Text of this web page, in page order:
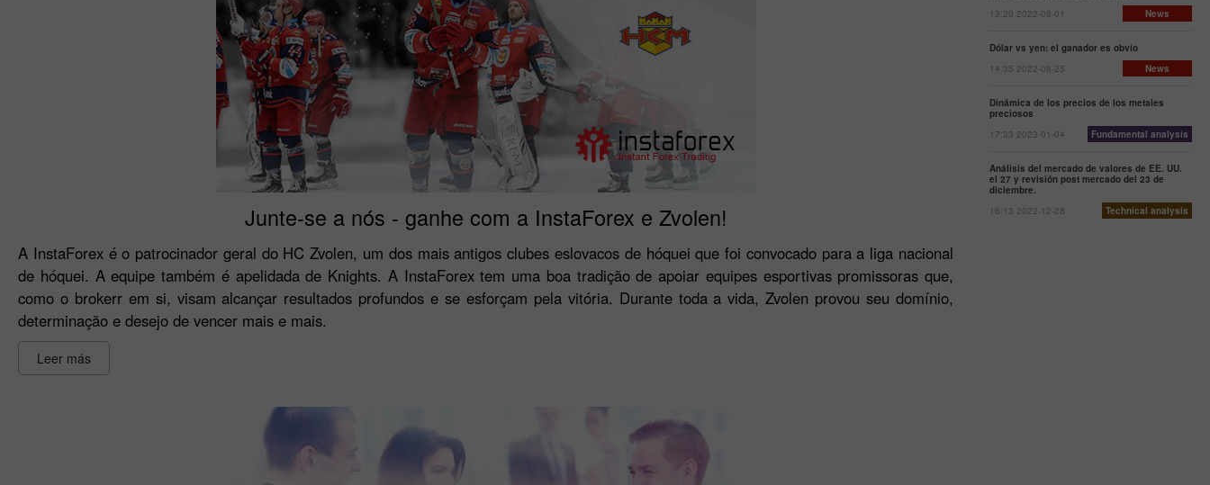
Junte-se a nós - ganhe com a InstaForex e Zvolen!
A InstaForex é o patrocinador geral do HC Zvolen, um dos mais antigos clubes eslovacos de hóquei que foi convocado para a liga nacional
de hóquei. A equipe também é apelidada de Knights. A InstaForex tem uma boa tradição de apoiar equipes esportivas promissoras que,
como o brokerr em si, visam alcançar resultados profundos e se esforçam pela vitória. Durante toda a vida, Zvolen provou seu domínio,
determinação e desejo de vencer mais e mais.
Leer más
13:20 2022-08-01
News
Dólar vs yen: el ganador es obvio
14:35 2022-08-25
News
Dinámica de los precios de los metales
preciosos
17:33 2023-01-04
Fundamental analysis
Análisis del mercado de valores de EE. UU.
el 27 y revisión post mercado del 23 de
diciembre.
16:13 2022-12-28
Technical analysis